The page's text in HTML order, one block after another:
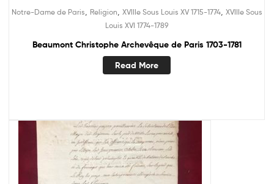
Notre-Dame de Paris Religion XVIIIe Sous Louis XV 1715-1774, XVIIIe Sous
Louis XVI 1774-1789
Beaumont Christophe Archevêque de Paris 1703-1781
Read More